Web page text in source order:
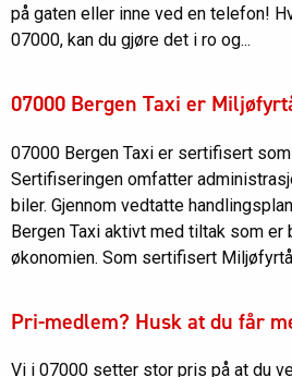
på gaten eller inne ved en telefon!
07000, kan du gjøre det i ro og...
07000 Bergen Taxi er
07000 Bergen Taxi er sertifisert
Sertifiseringen omfatter
biler. Gjennom vedtatte
Bergen Taxi aktivt med tiltak som er
økonomien. Som sertifisert
Pri-medlem? Husk at du får
Vi i 07000 setter stor pris på at du